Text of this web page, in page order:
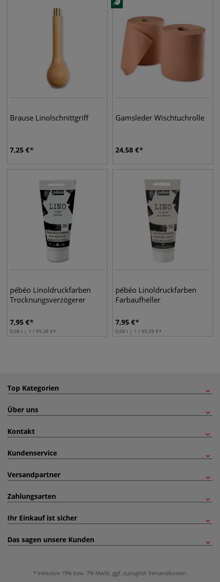
Brause Linolschnittgriff
7,25 €
Gamsleder Wischtuchrolle
24,58 €
pébéo Linoldruckfarben
Trocknungsverzögerer
7,95 €
0,08 l | 1 l 99,38 €
pébéo Linoldruckfarben
Farbaufheller
7,95 €
0,08 l | 1 l 99,38 €
Top Kategorien
Über uns
Kontakt
Kundenservice
Versandpartner
Zahlungsarten
Ihr Einkauf ist sicher
Das sagen unsere Kunden
inklusive 19% bzw. 7% MwSt, ggf. zuzüglich Versandkosten.